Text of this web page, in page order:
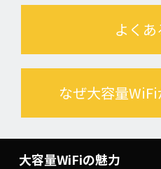
よく
なぜ大容量
大容量WiFiの魅力